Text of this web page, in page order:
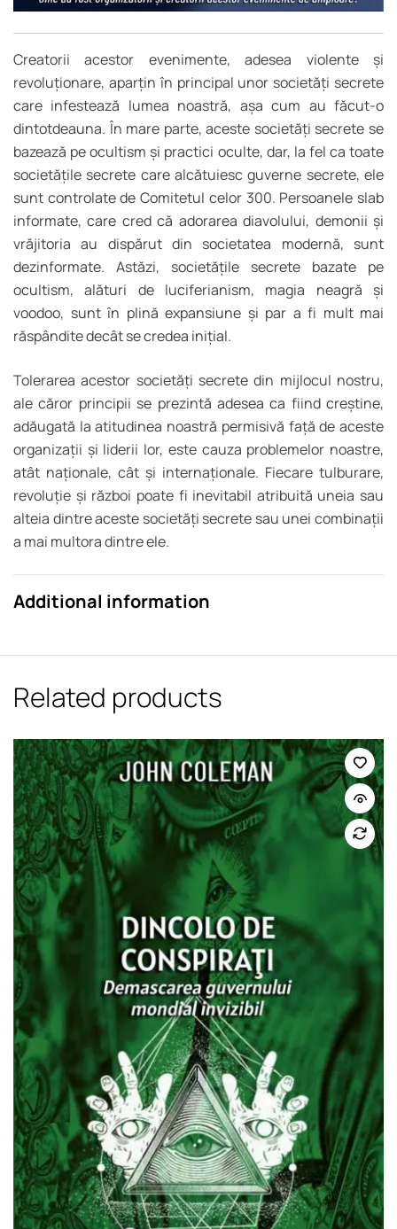
Creatorii acestor evenimente, adesea violente și
revoluționare, aparțin în principal unor societăți secrete
care infestează lumea noastră, așa cum au făcut-o
dintotdeauna. În mare parte, aceste societăți secrete se
bazează pe ocultism și practici oculte, dar, la fel ca toate
societățile secrete care alcătuiesc guverne secrete, ele
sunt controlate deComitetul celor 300. Persoanele slab
informate, care cred că adorarea diavolului, demonii și
vrăjitoria au dispărut din societatea modernă, sunt
dezinformate. Astăzi, societățile secrete bazate pe
ocultism, alături de luciferianism, magia neagră și
voodoo, sunt în plină expansiune și par a fi mult mai
răspândite decât se credea inițial.
Tolerarea acestor societăți secrete din mijlocul nostru,
ale căror principii se prezintă adesea ca fiind creștine,
adăugată la atitudinea noastră permisivă față de aceste
organizații și liderii lor, este cauza problemelor noastre,
atât naționale, cât și internaționale. Fiecare tulburare,
revoluție și război poate fi inevitabil atribuită uneia sau
alteia dintre aceste societăți secrete sau unei combinații
a mai multora dintre ele.
Additional information
Related products